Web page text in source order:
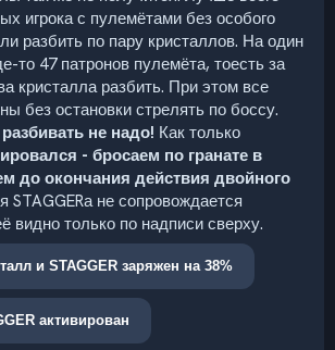
игрока с пулемётами без особого
разбить по пару кристаллов. На один
то 47 патронов пулемёта, тоесть за
кристалла разбить. При этом все
без остановки стрелять по боссу.
не надо! Как только
- бросаем по гранате в
до окончания действия двойного
STAGGERа не сопровождается
видно только по надписи сверху.
и STAGGER заряжен на 38%
активирован